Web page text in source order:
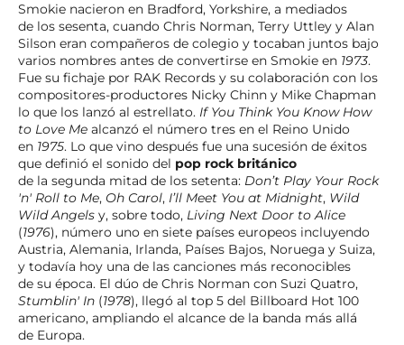
Smokie nacieron en Bradford, Yorkshire, a mediados
de los sesenta, cuando Chris Norman, Terry Uttley y Alan
Silson eran compañeros de colegio y tocaban juntos bajo
varios nombres antes de convertirse en Smokie en 1973.
Fue su fichaje por RAK Records y su colaboración con los
compositores-productores Nicky Chinn y Mike Chapman
lo que los lanzó al estrellato. If You Think You Know How
to Love Me alcanzó el número tres en el Reino Unido
en 1975. Lo que vino después fue una sucesión de éxitos
que definió el sonido del pop rock británico
de la segunda mitad de los setenta: Don’t Play Your Rock
'n' Roll to Me, Oh Carol, I’ll Meet You at Midnight, Wild
Wild Angels y, sobre todo, Living Next Door to Alice
(1976), número uno en siete países europeos incluyendo
Austria, Alemania, Irlanda, Países Bajos, Noruega y Suiza,
y todavía hoy una de las canciones más reconocibles
de su época. El dúo de Chris Norman con Suzi Quatro,
Stumblin' In (1978), llegó al top 5 del Billboard Hot 100
americano, ampliando el alcance de la banda más allá
de Europa.